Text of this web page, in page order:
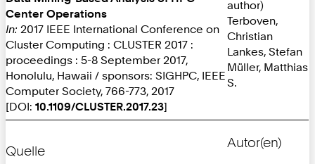
Center Operations
In: 2017 IEEE International Conference on
Cluster Computing : CLUSTER 2017 :
proceedings : 5-8 September 2017,
Honolulu, Hawaii / sponsors: SIGHPC, IEEE
Computer Society, 766-773, 2017
[DOI: 10.1109/CLUSTER.2017.23]
author)
Terboven,
Christian
Lankes, Stefan
Müller, Matthias
S.
Quelle
Autor(en)